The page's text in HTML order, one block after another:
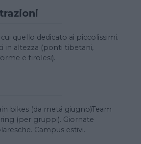
quello dedicato ai piccolissimi.
in altezza (ponti tibetani,
e tirolesi).
bikes (da metá giugno)Team
(per gruppi). Giornate
Campus estivi.